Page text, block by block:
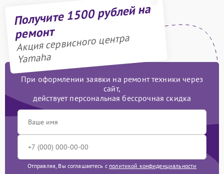
Получите 1500 рублей на
ремонт
Акция сервисного центра
Yamaha
При оформлении заявки на ремонт техники через
сайт,
действует персональная бессрочная скидка
Отправляя, Вы соглашаетесь с политикой конфиденциальности